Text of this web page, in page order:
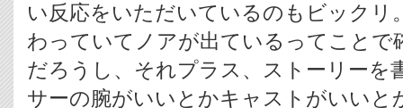
い反応をいただいているのもビックリ
わっていてノアが出ているってことで
だろうし、それプラス、ストーリーを
サーの腕がいいとかキャストがいいと